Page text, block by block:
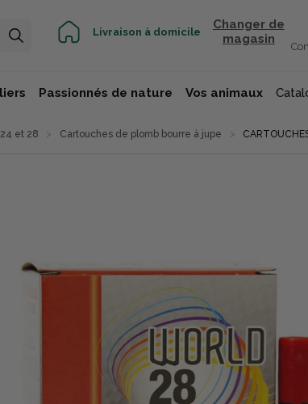
Livraison à domicile
Changer de
magasin
Passionnés de nature Vos animaux
et 28 Cartouches de plomb bourre à jupe